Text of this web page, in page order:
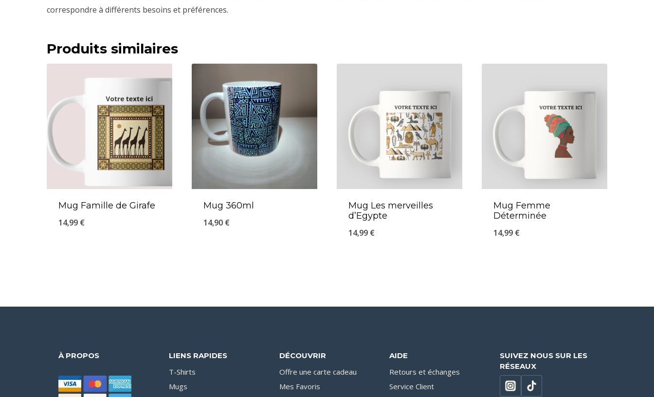
correspondre à différents besoins et préférences.
Produits similaires
Mug Famille de Girafe
14,99 €
Mug 360ml
14,90 €
Mug Les merveilles
d’Egypte
14,99 €
Mug Femme
Déterminée
14,99 €
À PROPOS LIENS RAPIDES
T-Shirts
Mugs
DÉCOUVRIR
Offre une carte cadeau
Mes Favoris
AIDE
Retours et échanges
Service Client
SUIVEZ NOUS SUR LES
RÉSEAUX